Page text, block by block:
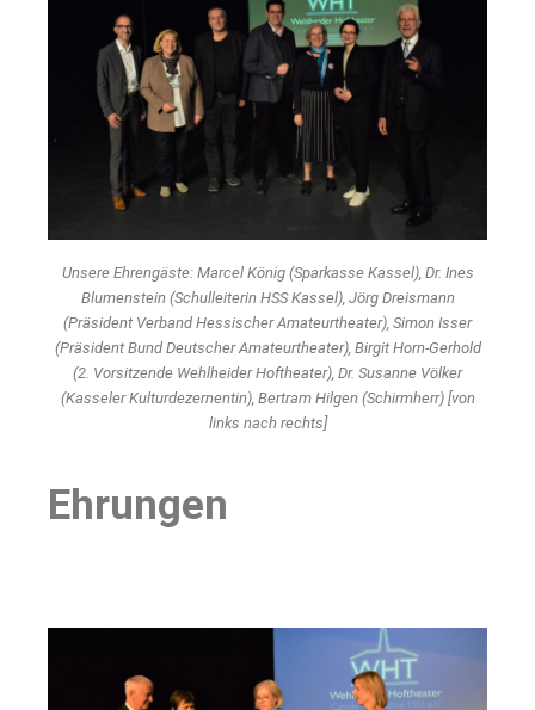
Unsere Ehrengäste: Marcel König (Sparkasse Kassel), Dr. Ines
Blumenstein (Schulleiterin HSS Kassel), Jörg Dreismann
(Präsident Verband Hessischer Amateurtheater), Simon Isser
(Präsident Bund Deutscher Amateurtheater), Birgit Horn-Gerhold
(2. Vorsitzende Wehlheider Hoftheater), Dr. Susanne Völker
(Kasseler Kulturdezernentin), Bertram Hilgen (Schirmherr) [von
links nach rechts]
Ehrungen